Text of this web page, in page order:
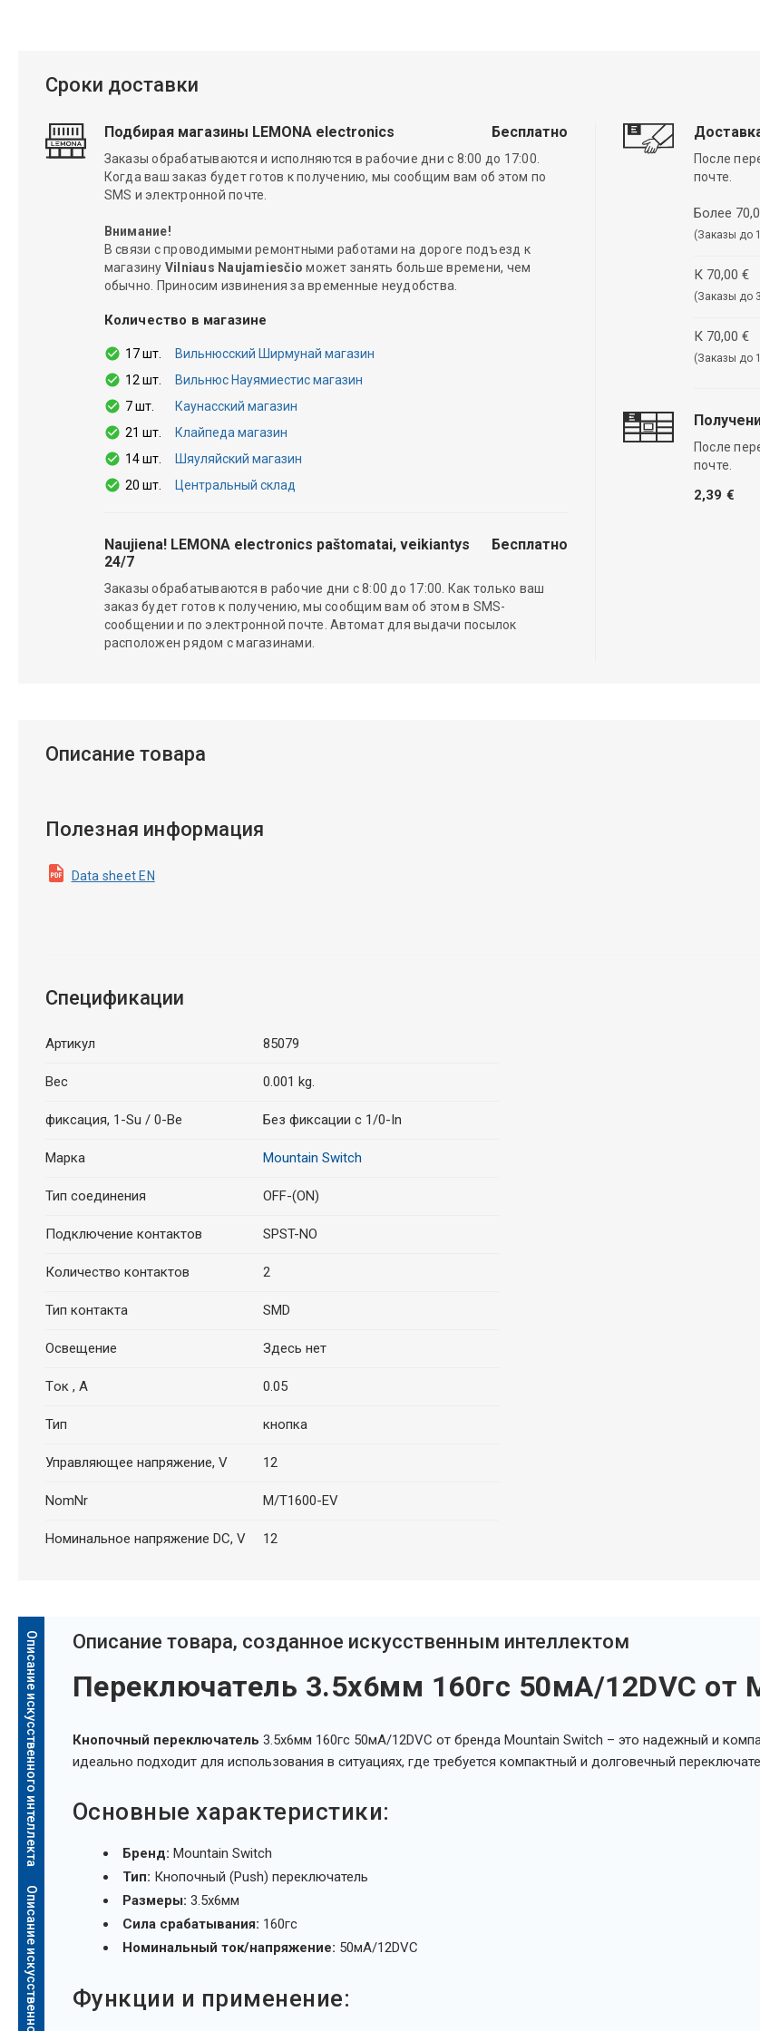
Сроки доставки
Подбирая магазины LEMONA electronics Бесплатно
Заказы обрабатываются и исполняются в рабочие дни с 8:00 до 17:00.
Когда ваш заказ будет готов к получению, мы сообщим вам об этом по
SMS и электронной почте.
Внимание!
В связи с проводимыми ремонтными работами на дороге подъезд к
магазину Vilniaus Naujamiesčio может занять больше времени, чем
обычно. Приносим извинения за временные неудобства.
Количество в магазине
17 шт.
Вильнюсский Ширмунай магазин
12 шт.
Вильнюс Науямиестис магазин
7 шт.
Каунасский магазин
21 шт.
Клайпеда магазин
14 шт.
Шяуляйский магазин
20 шт.
Центральный склад
Naujiena! LEMONA electronics paštomatai, veikiantys
24/7
Бесплатно
Заказы обрабатываются в рабочие дни с 8:00 до 17:00. Как только ваш
заказ будет готов к получению, мы сообщим вам об этом в SMS-
сообщении и по электронной почте. Автомат для выдачи посылок
расположен рядом с магазинами.
После
почте.
Более
(Заказы до
К 70,00 €
(Заказы до
К 70,00 €
(Заказы до
После
почте.
2,39 €
Описание товара
Полезная информация
Data sheet EN
Спецификации
Артикул 85079
Вес 0.001 kg.
фиксация, 1-Su / 0-Be Без фиксации с 1/0-In
Марка Mountain Switch
Тип соединения OFF-(ON)
Подключение контактов SPST-NO
Количество контактов 2
Тип контакта SMD
Освещение Здесь нет
Tок , A 0.05
Тип кнопка
Управляющее напряжение, V 12
NomNr M/T1600-EV
Номинальное напряжение DC, V 12
Описание искусственного интеллекта
Oписание товара, созданное искусственным интеллектом
Переключатель 3.5х6мм 160гс 50мА/12DVC от
Кнопочный переключатель 3.5х6мм 160гс 50мА/12DVC от бренда Mountain Switch – это надежный и
идеально подходит для использования в ситуациях, где требуется компактный и долговечный
Основные характеристики:
Бренд: Mountain Switch
Тип: Кнопочный (Push) переключатель
Размеры: 3.5х6мм
Сила срабатывания: 160гс
Номинальный ток/напряжение: 50мА/12DVC
Функции и применение: